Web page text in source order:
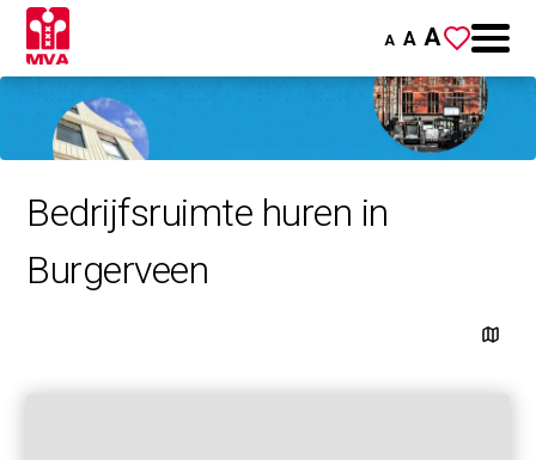
A A A
Bedrijfsruimte huren in
Burgerveen